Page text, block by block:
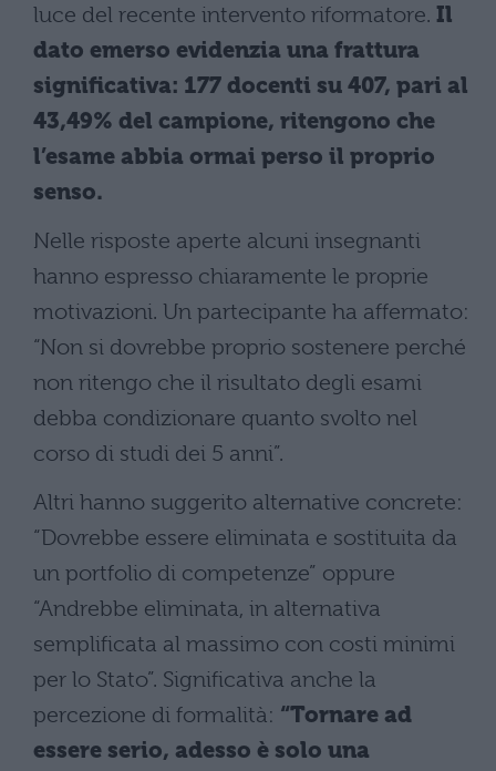
luce del recente intervento riformatore. Il
dato emerso evidenzia una frattura
significativa: 177 docenti su 407, pari al
43,49% del campione, ritengono che
l’esame abbia ormai perso il proprio
senso.
Nelle risposte aperte alcuni insegnanti
hanno espresso chiaramente le proprie
motivazioni. Un partecipante ha affermato:
“Non si dovrebbe proprio sostenere perché
non ritengo che il risultato degli esami
debba condizionare quanto svolto nel
corso di studi dei 5 anni”.
Altri hanno suggerito alternative concrete:
“Dovrebbe essere eliminata e sostituita da
un portfolio di competenze” oppure
“Andrebbe eliminata, in alternativa
semplificata al massimo con costi minimi
per lo Stato”. Significativa anche la
percezione di formalità: “Tornare ad
essere serio, adesso è solo una